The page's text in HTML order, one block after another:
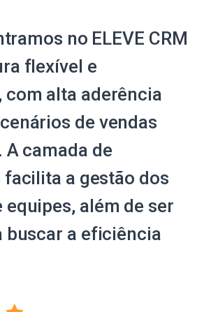
no ELEVE CRM
flexível e
com alta aderência
de vendas
camada de
a gestão dos
equipes, além de ser
buscar a eficiência